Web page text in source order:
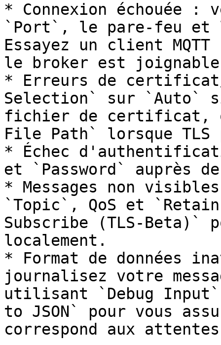
* Connexion échouée
`Port`, le pare-feu et
Essayez un client
le broker est
* Erreurs de certificat/
Selection` sur `Auto`
fichier de certificat,
File Path` lorsque
* Échec
et `Password` auprès
* Messages non
`Topic`, QoS et
Subscribe (TLS-
localement.
* Format de données
journalisez votre
utilisant `Debug
to JSON` pour vous